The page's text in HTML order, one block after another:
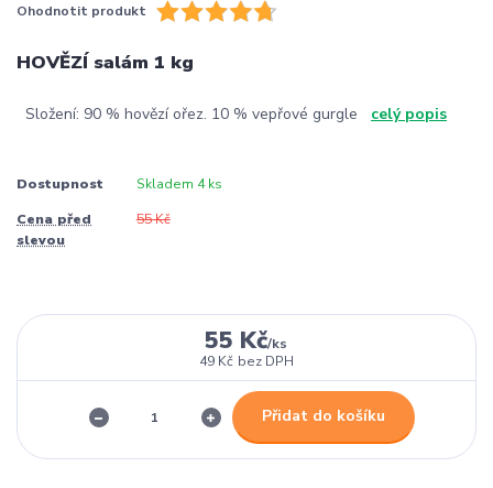
Ohodnotit produkt
HOVĚZÍ salám 1 kg
Složení: 90 % hovězí ořez. 10 % vepřové gurgle celý popis
Dostupnost Skladem 4 ks
Cena před
slevou
55 Kč
55 Kč/ks
49 Kč bez DPH
Přidat do košíku